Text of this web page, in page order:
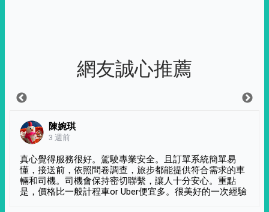
網友誠心推薦
陳婉琪
3 週前
真心覺得服務很好。駕駛專業安全。且訂單系統簡單易
懂，接送前，依照問卷調查，旅步都能提供符合需求的車
輛和司機。司機會保持密切聯繫，讓人十分安心。重點
是，價格比一般計程車or Uber便宜多。很美好的一次經驗